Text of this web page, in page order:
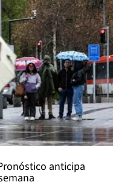
anticipa